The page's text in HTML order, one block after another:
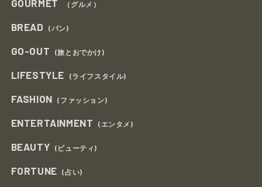
GOURMET （グルメ）
BREAD (パン)
GO-OUT (旅とおでかけ)
LIFESTYLE (ライフスタイル)
FASHION (ファッション)
ENTERTAINMENT (エンタメ)
BEAUTY (ビューティ)
FORTUNE (占い)